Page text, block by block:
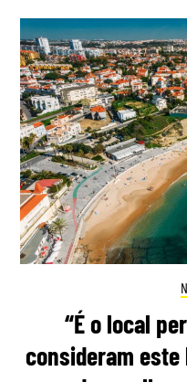
“É o local
consideram